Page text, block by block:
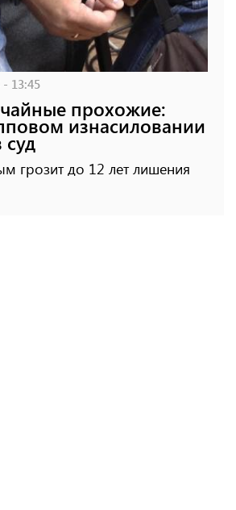
13:45
прохожие:
изнасиловании
суд
грозит до 12 лет лишения